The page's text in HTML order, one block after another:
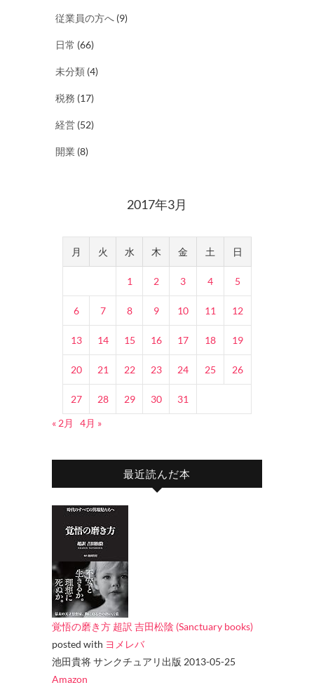
従業員の方へ (9)
日常 (66)
未分類 (4)
税務 (17)
経営 (52)
開業 (8)
2017年3月
月 火 水 木 金 土 日
1 2 3 4 5
6 7 8 9 10 11 12
13 14 15 16 17 18 19
20 21 22 23 24 25 26
27 28 29 30
31
« 2月
4月 »
最近読んだ本
覚悟の磨き方 超訳 吉田松陰 (Sanctuary books)
posted with ヨメレバ
池田貴将 サンクチュアリ出版 2013-05-25
Amazon